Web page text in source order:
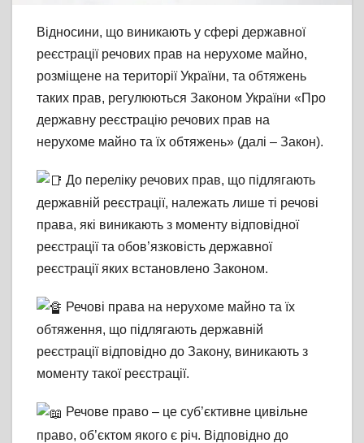
Відносини, що виникають у сфері державної
реєстрації речових прав на нерухоме майно,
розміщене на території України, та обтяжень
таких прав, регулюються Законом України «Про
державну реєстрацію речових прав на
нерухоме майно та їх обтяжень» (далі – Закон).
До переліку речових прав, що підлягають
державній реєстрації, належать лише ті речові
права, які виникають з моменту відповідної
реєстрації та обов’язковість державної
реєстрації яких встановлено Законом.
Речові права на нерухоме майно та їх
обтяження, що підлягають державній
реєстрації відповідно до Закону, виникають з
моменту такої реєстрації.
Речове право – це суб’єктивне цивільне
право, об’єктом якого є річ. Відповідно до